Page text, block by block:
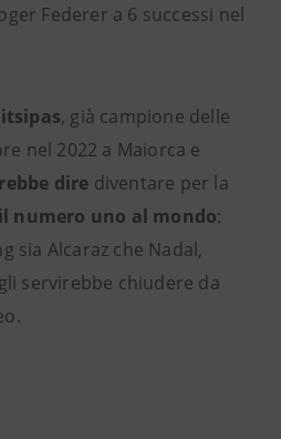
Federer a 6 successi nel
, già campione delle
nel 2022 a Maiorca e
dire diventare per la
il numero uno al mondo:
sia Alcaraz che Nadal,
servirebbe chiudere da